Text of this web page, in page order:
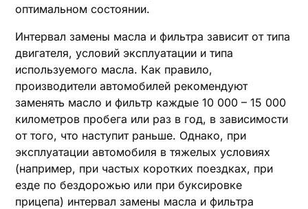
оптимальном состоянии.
Интервал замены масла и фильтра зависит от типа
двигателя, условий эксплуатации и типа
используемого масла. Как правило,
производители автомобилей рекомендуют
заменять масло и фильтр каждые 10 000 – 15 000
километров пробега или раз в год, в зависимости
от того, что наступит раньше. Однако, при
эксплуатации автомобиля в тяжелых условиях
(например, при частых коротких поездках, при
езде по бездорожью или при буксировке
прицепа) интервал замены масла и фильтра